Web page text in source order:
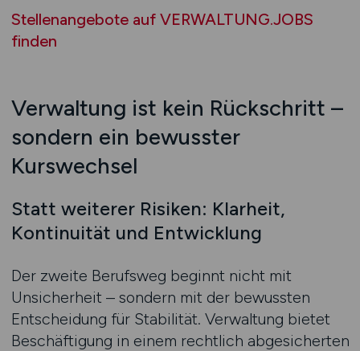
Stellenangebote auf VERWALTUNG.JOBS
finden
Verwaltung ist kein Rückschritt –
sondern ein bewusster
Kurswechsel
Statt weiterer Risiken: Klarheit,
Kontinuität und Entwicklung
Der zweite Berufsweg beginnt nicht mit
Unsicherheit – sondern mit der bewussten
Entscheidung für Stabilität. Verwaltung bietet
Beschäftigung in einem rechtlich abgesicherten